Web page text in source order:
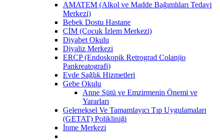
AMATEM (Alkol ve Madde Bağımlıları Tedavi
Merkezi)
Bebek Dostu Hastane
ÇİM (Çocuk İzlem Merkezi)
Diyabet Okulu
Diyaliz Merkezi
ERCP (Endoskopik Retrograd Colanjio
Pankreatografi)
Evde Sağlık Hizmetleri
Gebe Okulu
Anne Sütü ve Emzirmenin Önemi ve
Yararları
Geleneksel Ve Tamamlayıcı Tıp Uygulamaları
(GETAT) Polikliniği
İnme Merkezi